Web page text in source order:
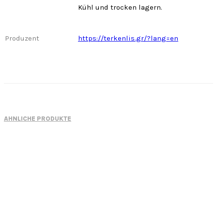
Kühl und trocken lagern.
Produzent https://terkenlis.gr/?lang=en
ÄHNLICHE PRODUKTE